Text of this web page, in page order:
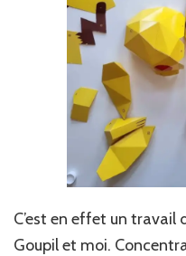
C’est en effet un
Goupil et moi.